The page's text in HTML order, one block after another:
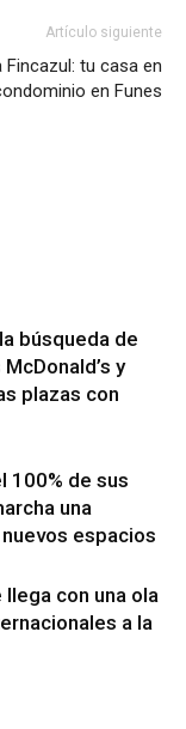
Artículo siguiente
Fincazul: tu casa en
en Funes
búsqueda de
y
plazas con
100% de sus
una
espacios
con una ola
a la